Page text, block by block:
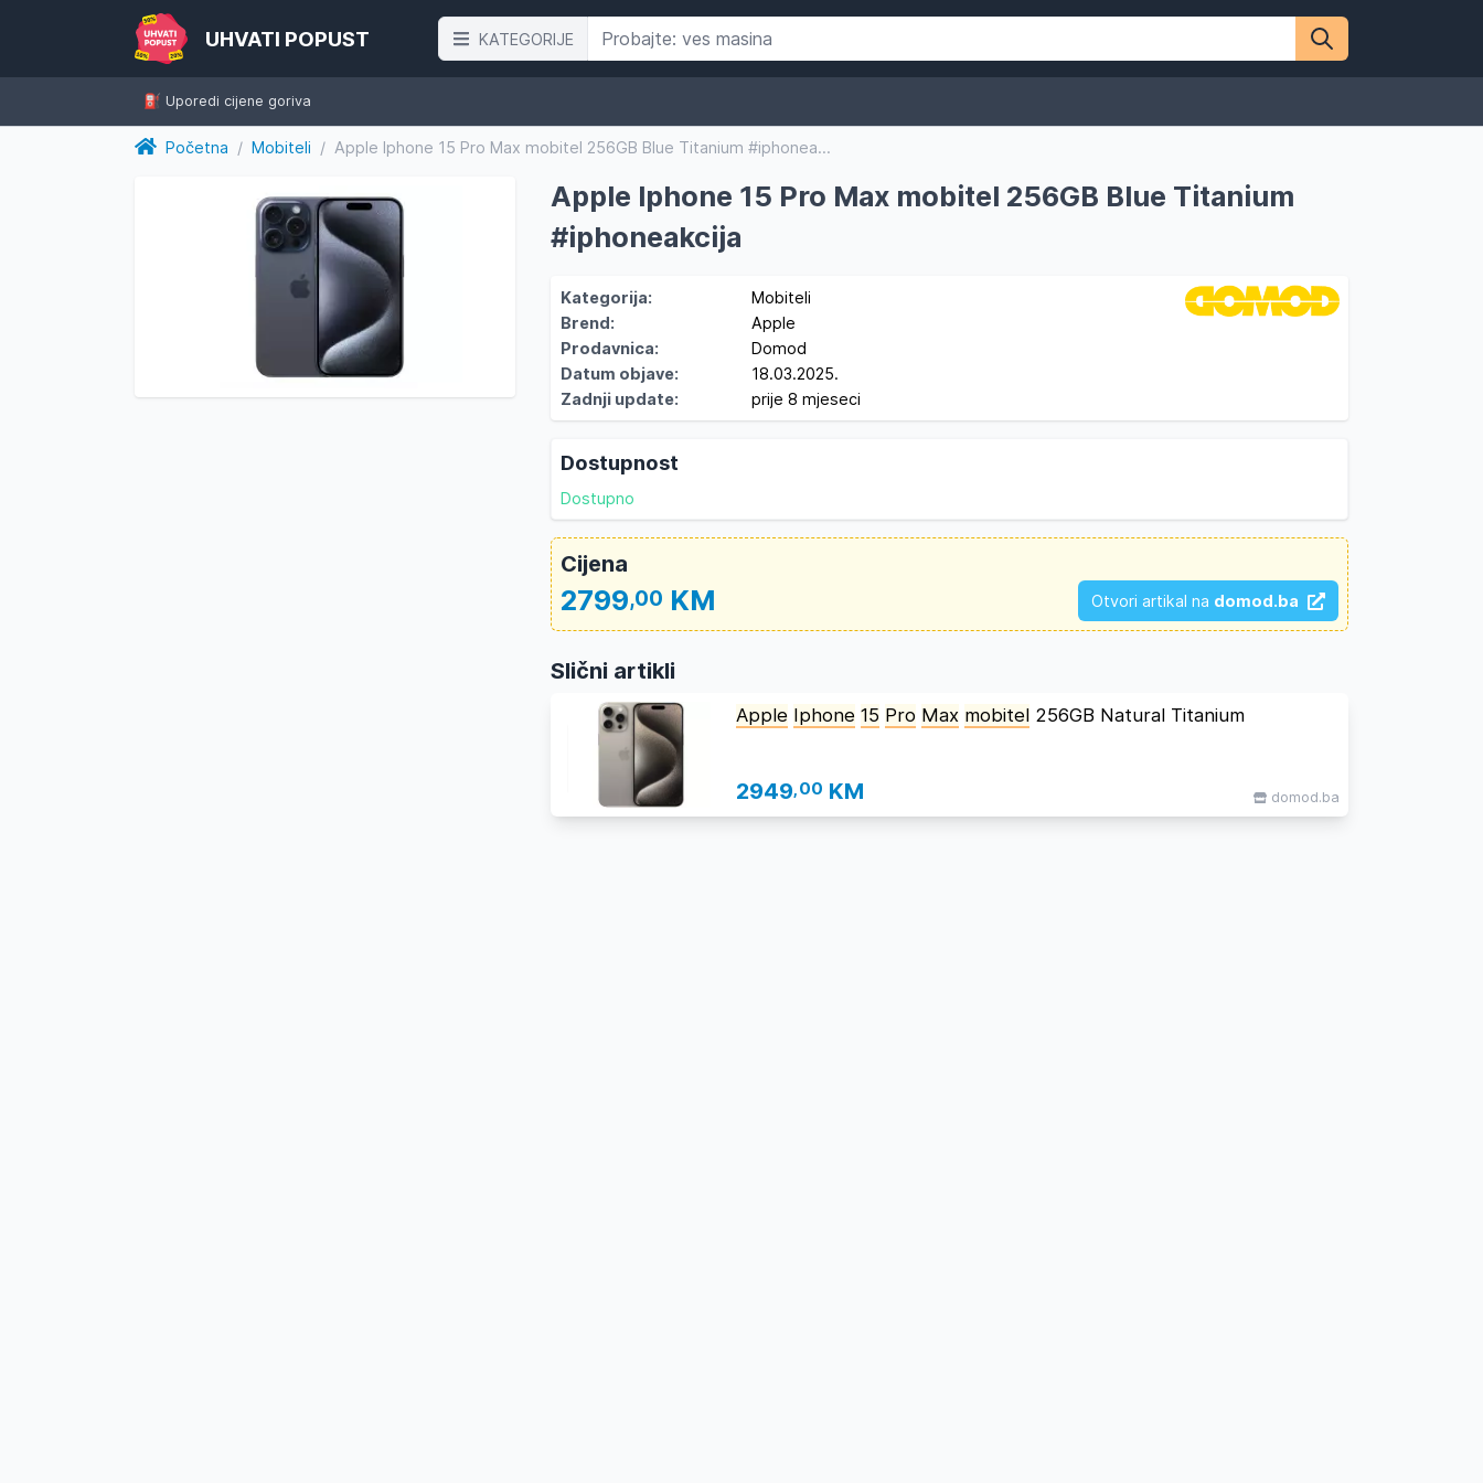
UHVATI POPUST KATEGORIJE
⛽️ Uporedi cijene goriva
Početna / Mobiteli / Apple Iphone 15 Pro Max mobitel 256GB Blue Titanium #iphonea...
Apple Iphone 15 Pro Max mobitel 256GB Blue Titanium
#iphoneakcija
Kategorija:
Mobiteli
Brend:
Apple
Prodavnica:
Domod
Datum objave:
18.03.2025.
Zadnji update:
prije 8 mjeseci
Dostupnost
Dostupno
Cijena
2799,00 KM Otvori artikal na domod.ba
Slični artikli
Apple Iphone 15 Pro Max mobitel 256GB Natural Titanium
2949,00 KM domod.ba